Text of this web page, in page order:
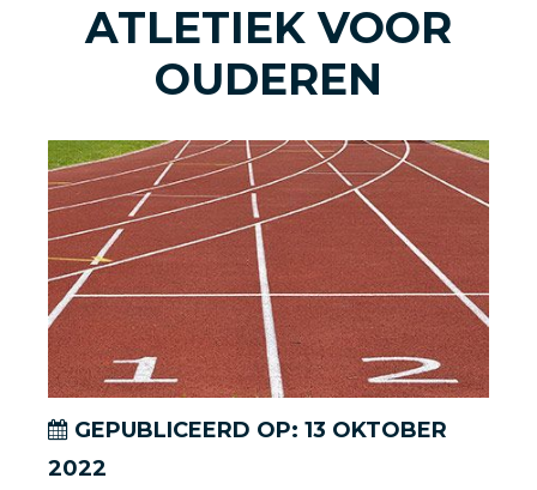
ATLETIEK VOOR
OUDEREN
GEPUBLICEERD OP: 13 OKTOBER
2022